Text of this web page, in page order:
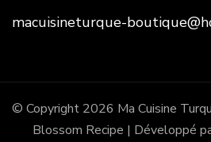
macuisineturque-
© Copyright 2026 Ma Cuisine
Blossom Recipe | Développé